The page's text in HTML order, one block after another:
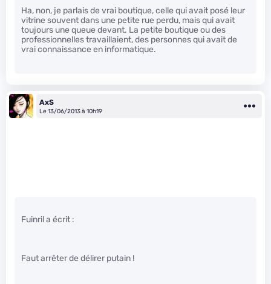
Ha, non, je parlais de vrai boutique, celle qui avait posé leur
vitrine souvent dans une petite rue perdu, mais qui avait
toujours une queue devant. La petite boutique ou des
professionnelles travaillaient, des personnes qui avait de
vrai connaissance en informatique.
AxS
Le 13/06/2013 à 10h19
Fuinril a écrit :
Faut arrêter de délirer putain !